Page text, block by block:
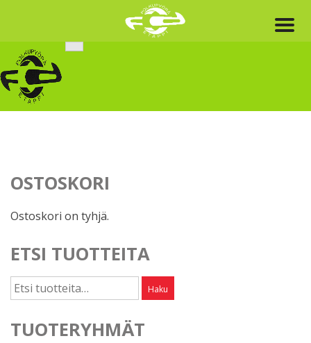
content
OSTOSKORI
Ostoskori on tyhjä.
ETSI TUOTTEITA
Etsi: Haku
TUOTERYHMÄT